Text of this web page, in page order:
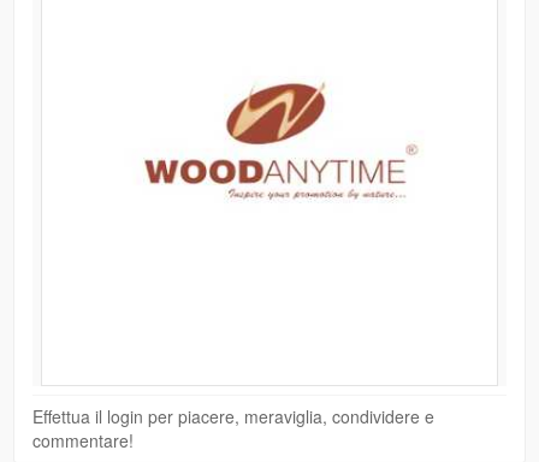
Effettua il login per piacere, meraviglia, condividere e
commentare!